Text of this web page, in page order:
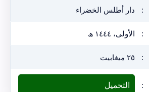
: دار أطلس الخضراء
: الأولى، ١٤٤٤ ھ
: ٢٥ ميغابيت
: التحميل